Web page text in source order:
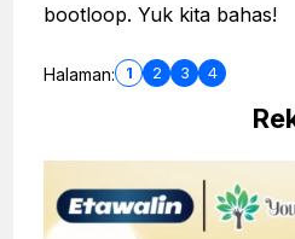
bootloop. Yuk kita bahas!
Halaman: 1 2 3 4